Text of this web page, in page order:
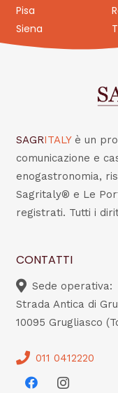
Pisa
Siena
SAGRITALY è un
comunicazione e
enogastronomia,
Sagritaly® e Le
registrati. Tutti i
CONTATTI
Sede operativa:
Strada Antica di
10095 Grugliasco
011 0412220